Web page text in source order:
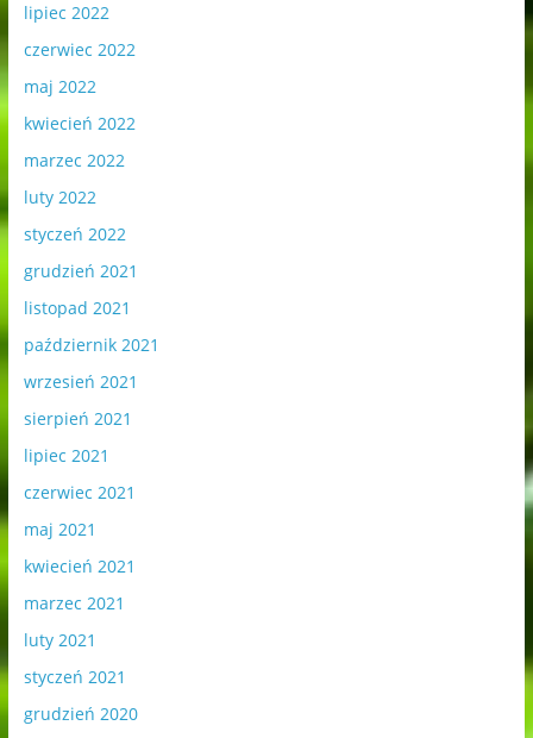
lipiec 2022
czerwiec 2022
maj 2022
kwiecień 2022
marzec 2022
luty 2022
styczeń 2022
grudzień 2021
listopad 2021
październik 2021
wrzesień 2021
sierpień 2021
lipiec 2021
czerwiec 2021
maj 2021
kwiecień 2021
marzec 2021
luty 2021
styczeń 2021
grudzień 2020